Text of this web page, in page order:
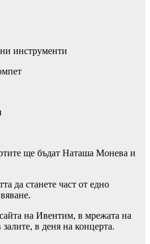
инструменти
ще бъдат Наташа Монева и
да станете част от едно
на Ивентим, в мрежата на
в деня на концерта.